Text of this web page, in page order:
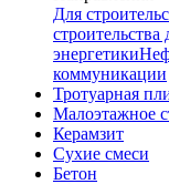
Для
строительства
энергетики
коммуникации
Тротуарная
Малоэтажное
Керамзит
Сухие смеси
Бетон